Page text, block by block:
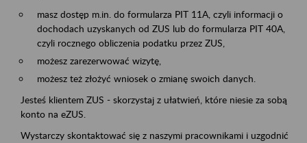
masz dostęp m.in. do formularza PIT 11A, czyli informacji o
dochodach uzyskanych od ZUS lub do formularza PIT 40A,
czyli rocznego obliczenia podatku przez ZUS,
możesz zarezerwować wizytę,
możesz też złożyć wniosek o zmianę swoich danych.
Jesteś klientem ZUS - skorzystaj z ułatwień, które niesie za sobą
konto na eZUS.
Wystarczy skontaktować się z naszymi pracownikami i uzgodnić